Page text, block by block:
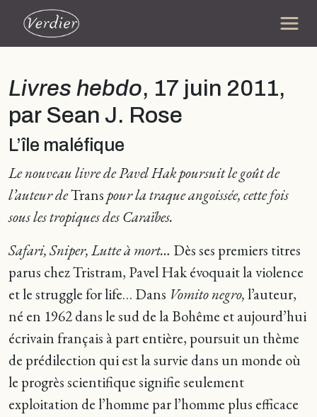
Livres hebdo, 17 juin 2011,
par Sean J. Rose
L’île maléfique
Le nouveau livre de Pavel Hak poursuit le goût de
l’auteur deTrans pour la traque angoissée, cette fois
sous les tropiques des Caraïbes.
Safari, Sniper, Lutte à mort… Dès ses premiers titres
parus chez Tristram, Pavel Hak évoquait la violence
et le struggle for life… Dans Vomito negro,l’auteur,
né en 1962 dans le sud de la Bohême et aujourd’hui
écrivain français à part entière, poursuit un thème
de prédilection qui est la survie dans un monde où
le progrès scientifique signifie seulement
exploitation de l’homme par l’homme plus efficace